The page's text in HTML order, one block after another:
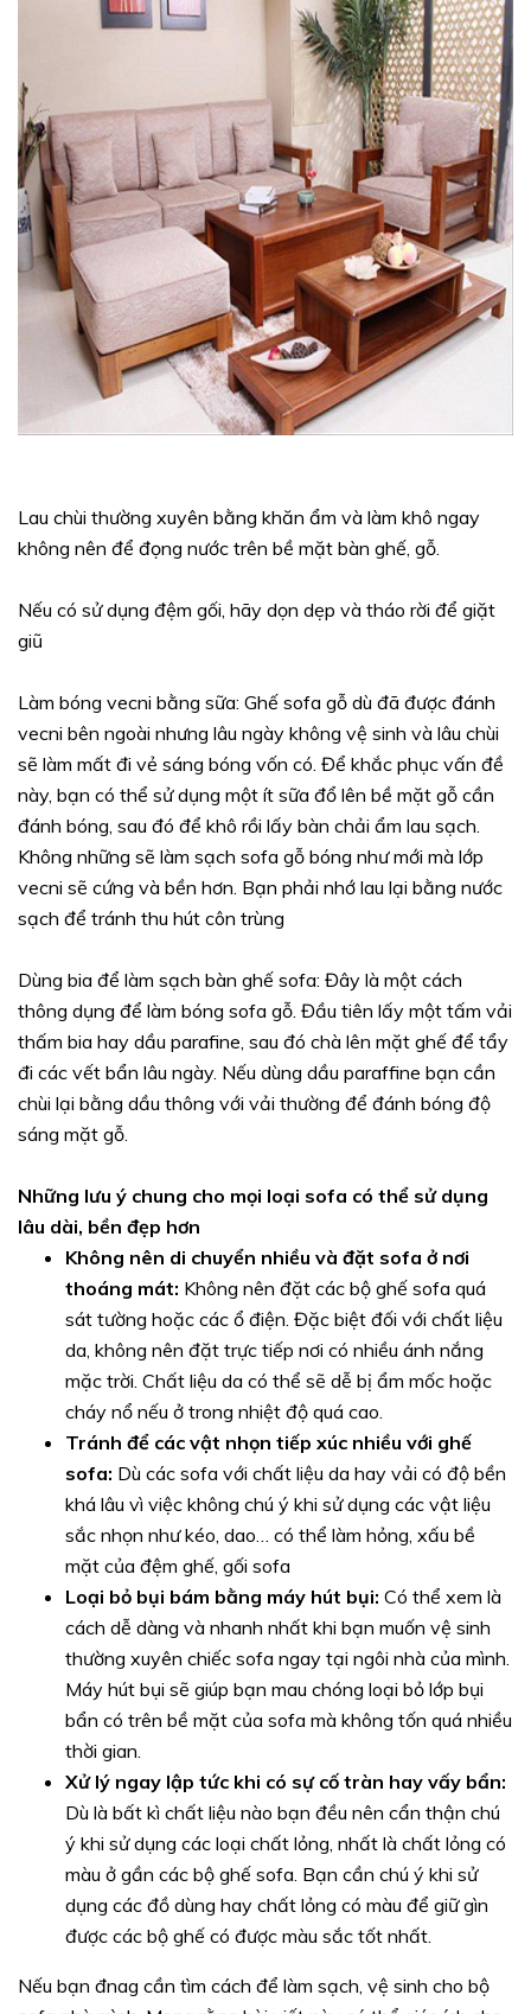
Lau chùi thường xuyên bằng khăn ẩm và làm khô ngay
không nên để đọng nước trên bề mặt bàn ghế, gỗ.
Nếu có sử dụng đệm gối, hãy dọn dẹp và tháo rời để giặt
giũ
Làm bóng vecni bằng sữa: Ghế sofa gỗ dù đã được đánh
vecni bên ngoài nhưng lâu ngày không vệ sinh và lâu chùi
sẽ làm mất đi vẻ sáng bóng vốn có. Để khắc phục vấn đề
này, bạn có thể sử dụng một ít sữa đổ lên bề mặt gỗ cần
đánh bóng, sau đó để khô rồi lấy bàn chải ẩm lau sạch.
Không những sẽ làm sạch sofa gỗ bóng như mới mà lớp
vecni sẽ cứng và bền hơn. Bạn phải nhớ lau lại bằng nước
sạch để tránh thu hút côn trùng
Dùng bia để làm sạch bàn ghế sofa: Đây là một cách
thông dụng để làm bóng sofa gỗ. Đầu tiên lấy một tấm vải
thấm bia hay dầu parafine, sau đó chà lên mặt ghế để tẩy
đi các vết bẩn lâu ngày. Nếu dùng dầu paraffine bạn cần
chùi lại bằng dầu thông với vải thường để đánh bóng độ
sáng mặt gỗ.
Những lưu ý chung cho mọi loại sofa có thể sử dụng
lâu dài, bền đẹp hơn
Không nên di chuyển nhiều và đặt sofa ở nơi
thoáng mát: Không nên đặt các bộ ghế sofa quá
sát tường hoặc các ổ điện. Đặc biệt đối với chất liệu
da, không nên đặt trực tiếp nơi có nhiều ánh nắng
mặc trời. Chất liệu da có thể sẽ dễ bị ẩm mốc hoặc
cháy nổ nếu ở trong nhiệt độ quá cao.
Tránh để các vật nhọn tiếp xúc nhiều với ghế
sofa: Dù các sofa với chất liệu da hay vải có độ bền
khá lâu vì việc không chú ý khi sử dụng các vật liệu
sắc nhọn như kéo, dao… có thể làm hỏng, xấu bề
mặt của đệm ghế, gối sofa
Loại bỏ bụi bám bằng máy hút bụi: Có thể xem là
cách dễ dàng và nhanh nhất khi bạn muốn vệ sinh
thường xuyên chiếc sofa ngay tại ngôi nhà của mình.
Máy hút bụi sẽ giúp bạn mau chóng loại bỏ lớp bụi
bẩn có trên bề mặt của sofa mà không tốn quá nhiều
thời gian.
Xử lý ngay lập tức khi có sự cố tràn hay vấy bẩn:
Dù là bất kì chất liệu nào bạn đều nên cẩn thận chú
ý khi sử dụng các loại chất lỏng, nhất là chất lỏng có
màu ở gần các bộ ghế sofa. Bạn cần chú ý khi sử
dụng các đồ dùng hay chất lỏng có màu để giữ gìn
được các bộ ghế có được màu sắc tốt nhất.
Nếu bạn đnag cần tìm cách để làm sạch, vệ sinh cho bộ